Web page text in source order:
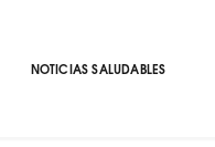
NOTICIAS SALUDABLES